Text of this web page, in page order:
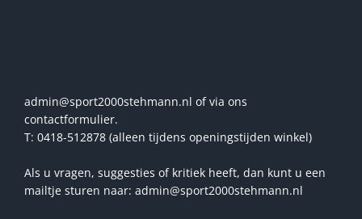
admin@sport2000stehmann.nl of via ons
contactformulier.
T: 0418-512878 (alleen tijdens openingstijden winkel)
Als u vragen, suggesties of kritiek heeft, dan kunt u een
mailtje sturen naar: admin@sport2000stehmann.nl